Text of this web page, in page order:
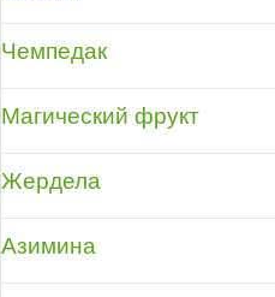
Чемпедак
Магический фрукт
Жердела
Азимина